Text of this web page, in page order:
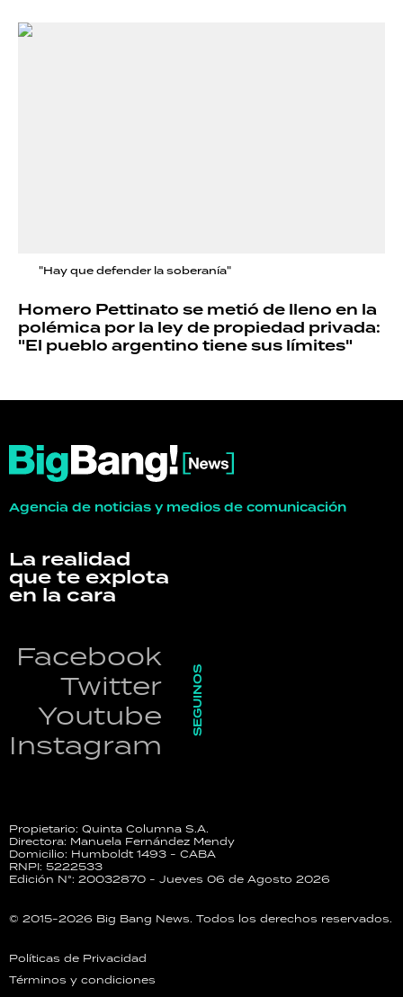
"Hay que defender la soberanía"
Homero Pettinato se metió de lleno en la
polémica por la ley de propiedad privada:
"El pueblo argentino tiene sus límites"
Agencia de noticias y medios de comunicación
La realidad
que te explota
en la cara
Facebook
Twitter
Youtube
Instagram
SEGUINOS
Propietario: Quinta Columna S.A.
Directora: Manuela Fernández Mendy
Domicilio: Humboldt 1493 - CABA
RNPI: 5222533
Edición N°: 20032870 - Jueves 06 de Agosto 2026
© 2015-2026 Big Bang News. Todos los derechos reservados.
Políticas de Privacidad
Términos y condiciones